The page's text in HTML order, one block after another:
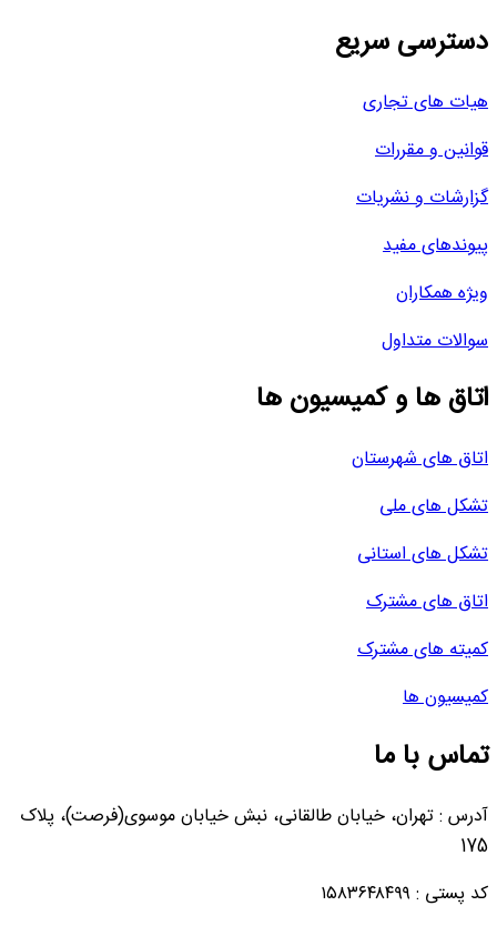
دسترسی سریع
هیات های تجاری
قوانین و مقررات
گزارشات و نشریات
پیوندهای مفید
ویژه همکاران
سوالات متداول
اتاق ها و کمیسیون ها
اتاق های شهرستان
تشکل های ملی
تشکل های استانی
اتاق های مشترک
کمیته های مشترک
کمیسیون ها
تماس با ما
آدرس : تهران، خیابان طالقانی، نبش خیابان موسوی(فرصت)، پلاک
175
کد پستی : ۱۵۸۳۶۴۸۴۹۹